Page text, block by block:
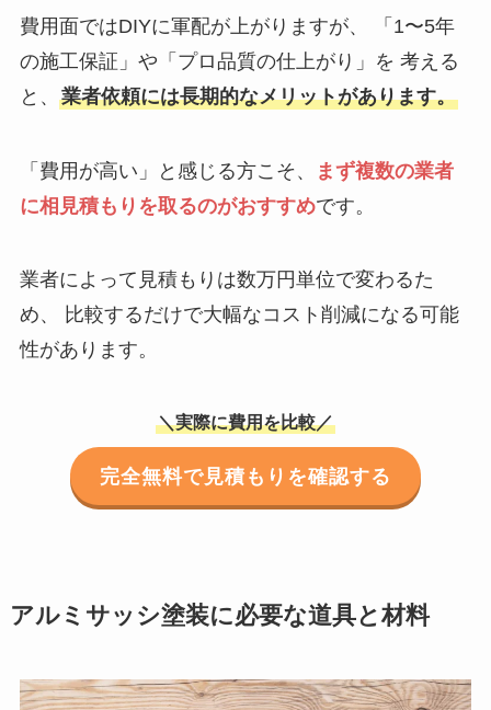
費用面ではDIYに軍配が上がりますが、 「1〜5年
の施工保証」や「プロ品質の仕上がり」を 考える
と、 業者依頼には長期的なメリットがあります。
「費用が高い」と感じる方こそ、
まず複数の業者
に相見積もりを取るのがおすすめです。
業者によって見積もりは数万円単位で変わるた
め、 比較するだけで大幅なコスト削減になる可能
性があります。
＼実際に費用を比較／
完全無料で見積もりを確認する
アルミサッシ塗装に必要な道具と材料